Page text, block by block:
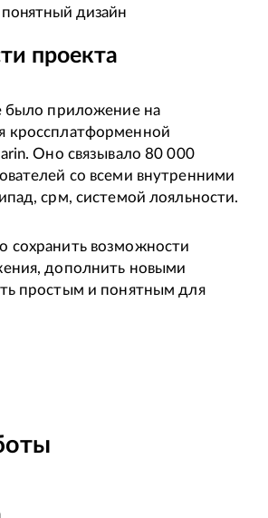
дизайн
проекта
было приложение на
кроссплатформенной
Оно связывало 80 000
со всеми внутренними
срм, системой лояльности.
сохранить возможности
дополнить новыми
простым и понятным для